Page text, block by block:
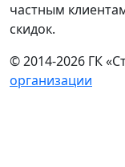
частным
скидок.
© 2014-2026 ГК
организации